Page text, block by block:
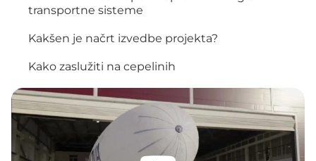
transportne sisteme
Kakšen je načrt izvedbe projekta?
Kako zaslužiti na cepelinih